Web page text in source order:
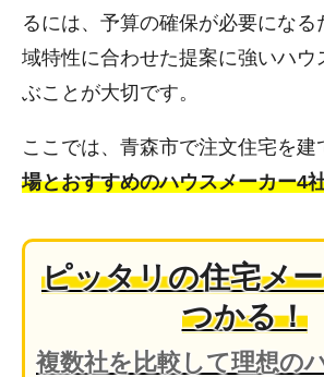
るには、予算の確保が必要になる
域特性に合わせた提案に強いハウ
ぶことが大切です。
ここでは、青森市で注文住宅を建
場とおすすめのハウスメーカー4
ピッタリの住宅メ
つかる！
複数社を比較して理想の